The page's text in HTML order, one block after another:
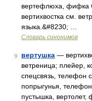
вертефлюха, фифка
вертихвостка см.
языка.&#8230; …
Словарь синонимов
9 вертушка —
ветреница; плейер,
спецсвязь, телефон
попрыгунья,
пустышка,